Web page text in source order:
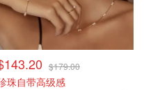
$179.00
珠自带高级感